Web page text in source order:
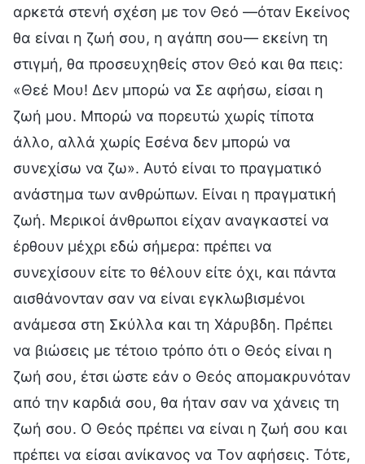
αρκετά στενή σχέση με τον Θεό —όταν Εκείνος
θα είναι η ζωή σου, η αγάπη σου— εκείνη τη
στιγμή, θα προσευχηθείς στον Θεό και θα πεις:
«Θεέ Μου! Δεν μπορώ να Σε αφήσω, είσαι η
ζωή μου. Μπορώ να πορευτώ χωρίς τίποτα
άλλο, αλλά χωρίς Εσένα δεν μπορώ να
συνεχίσω να ζω». Αυτό είναι το πραγματικό
ανάστημα των ανθρώπων. Είναι η πραγματική
ζωή. Μερικοί άνθρωποι είχαν αναγκαστεί να
έρθουν μέχρι εδώ σήμερα: πρέπει να
συνεχίσουν είτε το θέλουν είτε όχι, και πάντα
αισθάνονταν σαν να είναι εγκλωβισμένοι
ανάμεσα στη Σκύλλα και τη Χάρυβδη. Πρέπει
να βιώσεις με τέτοιο τρόπο ότι ο Θεός είναι η
ζωή σου, έτσι ώστε εάν ο Θεός απομακρυνόταν
από την καρδιά σου, θα ήταν σαν να χάνεις τη
ζωή σου. Ο Θεός πρέπει να είναι η ζωή σου και
πρέπει να είσαι ανίκανος να Τον αφήσεις. Τότε,